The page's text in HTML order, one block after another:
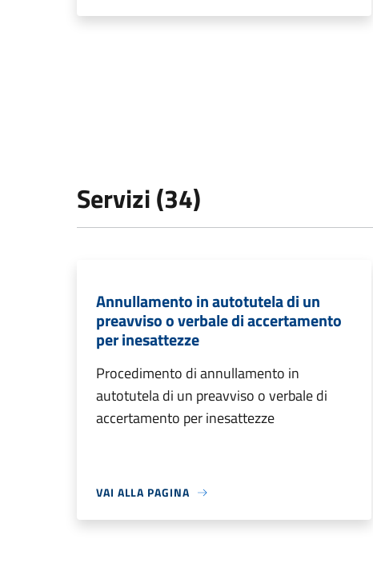
Servizi (34)
Annullamento in autotutela di un
preavviso o verbale di accertamento
per inesattezze
Procedimento di annullamento in
autotutela di un preavviso o verbale di
accertamento per inesattezze
VAI ALLA PAGINA